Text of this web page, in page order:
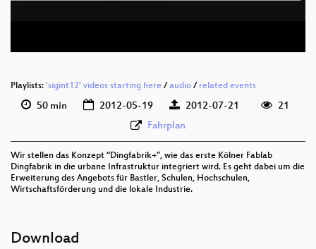
Playlists: 'sigint12' videos starting here /audio / related events
50 min 2012-05-19 2012-07-21
21
Fahrplan
Wir stellen das Konzept “Dingfabrik+”, wie das erste Kölner Fablab
Dingfabrik in die urbane Infrastruktur integriert wird. Es geht dabei um die
Erweiterung des Angebots für Bastler, Schulen, Hochschulen,
Wirtschaftsförderung und die lokale Industrie.
Download